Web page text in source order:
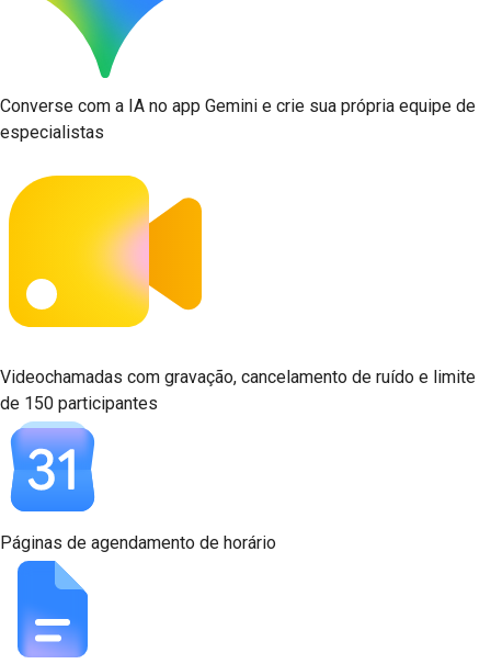
Converse com a IA no app Gemini e crie sua própria equipe de
especialistas
Videochamadas com gravação, cancelamento de ruído e limite
de 150 participantes
Páginas de agendamento de horário